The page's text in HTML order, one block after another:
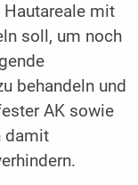
mit
soll, um noch
behandeln und
AK sowie
damit